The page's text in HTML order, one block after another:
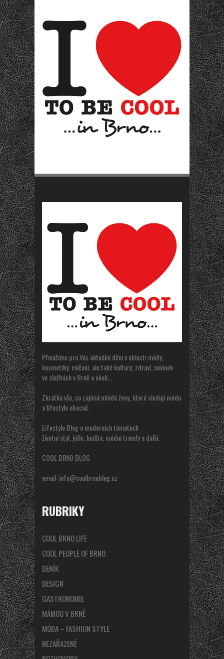
Přinášíme pro Vás aktuální dění v oblasti módy,
kosmetiky, cvičeni, ale také kultury, zdraví, novinek
ve službách v Brně a okolí…
Zkrátka vše, co zajímá mladé ženy, které sledují módu
a lifestyle obecně.
Lifestyle Blog o moderních tématech
životní styl, jídlo, hudba, módní trendy a další.
COOL BRNO BLOG
email:info@coolbrnoblog.cz
RUBRIKY
COOL BRNO LIFE
COOL PEOPLE OF BRNO
DENÍK
DESIGN
GASTRONOMIE
MÁMOU V BRNĚ
MÓDA – FASHION STYLE
NEZAŘAZENÉ